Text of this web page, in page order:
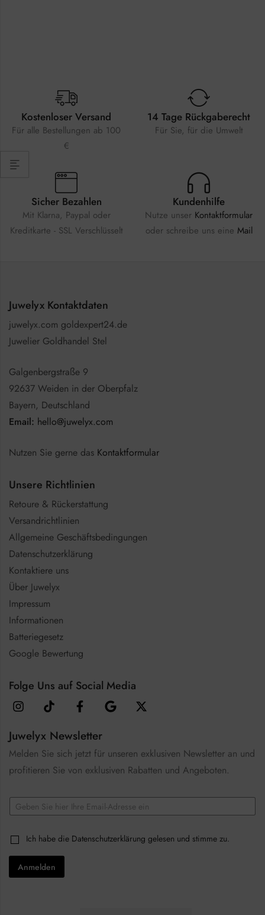
Kostenloser Versand
Für alle Bestellungen ab 100
€
14 Tage Rückgaberecht
Für Sie, für die Umwelt
Sicher Bezahlen
Mit Klarna, Paypal oder
Kreditkarte - SSL Verschlüsselt
Kundenhilfe
Nutze unser Kontaktformular
oder schreibe uns eine Mail
Juwelyx Kontaktdaten
juwelyx.com goldexpert24.de
Juwelier Goldhandel Stel
Galgenbergstraße 9
92637 Weiden in der Oberpfalz
Bayern, Deutschland
Email: hello@juwelyx.com
Nutzen Sie gerne das Kontaktformular
Unsere Richtlinien
Retoure & Rückerstattung
Versandrichtlinien
Allgemeine Geschäftsbedingungen
Datenschutzerklärung
Kontaktiere uns
Über Juwelyx
Impressum
Informationen
Batteriegesetz
Google Bewertung
Folge Uns auf Social Media
Juwelyx Newsletter
Melden Sie sich jetzt für unseren exklusiven Newsletter an und
profitieren Sie von exklusiven Rabatten und Angeboten.
E
m
lm
i
*
C
h
e
k
Ich habe die Datenschutzerklärung gelesen und stimme zu.
Anmelden